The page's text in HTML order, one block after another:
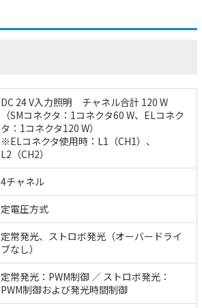
DC 24 V入力照明 チャネル合計 120 W
（SMコネクタ：1コネクタ60 W、ELコネク
タ：1コネクタ120 W）
※ELコネクタ使用時：L1（CH1）、
L2（CH2）
4チャネル
定電圧方式
定常発光、ストロボ発光（オーバードライ
ブなし）
定常発光：PWM制御 ／ ストロボ発光：
PWM制御および発光時間制御